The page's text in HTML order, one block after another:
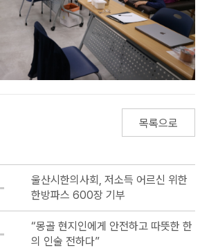
목록으로
울산시한의사회, 저소득 어르신 위한
한방파스 600장 기부
“몽골 현지인에게 안전하고 따뜻한 한
의 인술 전하다”